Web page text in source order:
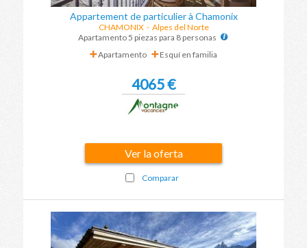
Appartement de particulier à Chamonix
CHAMONIX- Alpes del Norte
Apartamento 5 piezas para 8 personas
Apartamento
Esquí en familia
4065 €
Ver la oferta
Comparar